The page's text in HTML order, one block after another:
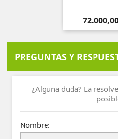
Precio
PREGUNTAS Y
¿Alguna duda? La
Nombre: